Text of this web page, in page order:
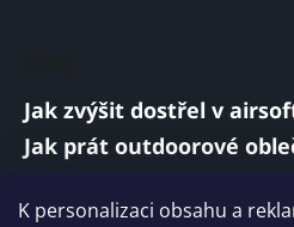
K personalizaci obsahu a
Jak zvýšit dostřel v
Jak prát outdoorové
Vojenská a armádní